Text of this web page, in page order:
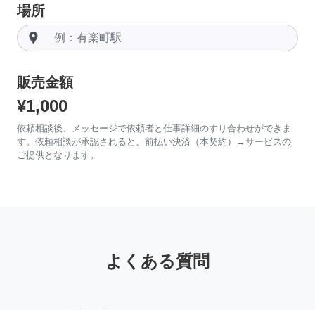
場所
room
販売金額
¥1,000
依頼相談後、メッセージで依頼者と仕事詳細のすり合わせができま
す。依頼相談が承認されると、前払い決済（本契約）→サービスの
ご提供となります。
よくある質問